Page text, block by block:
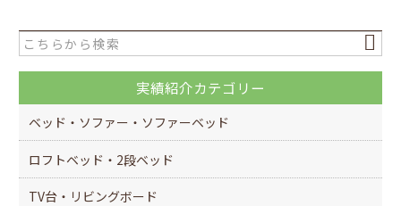
実績紹介カテゴリー
ベッド・ソファー・ソファーベッド
ロフトベッド・2段ベッド
TV台・リビングボード